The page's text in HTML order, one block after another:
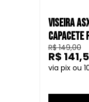
VISEIRA
CAPACETE
R$ 149,00
R$